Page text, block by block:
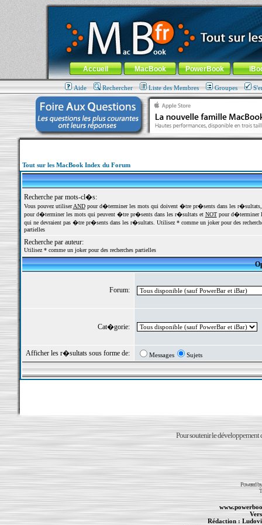
MacBook-fr.com : 100% Apple... 100% nomade !
Aller au contenu-Aller au menu général-Aller au menu de
Menu général
Accueil MacBook PowerBook
Aide Rechercher Liste des Membres Groupes
Tout sur les MacBook Index du Forum
Recherche par mots-cl�s:
Vous pouvez utiliserANDpour d�terminer les mots qui doivent �tre pr�sents dans les
pour d�terminer les mots qui peuvent �tre pr�sents dans les r�sultats et NOTpour d�terminer
qui ne devraient pas �tre pr�sents dans les r�sultats. Utilisez * comme un joker pour des
partielles
Recherche par auteur:
Utilisez * comme un joker pour des recherches partielles
Forum:
Cat�gorie:
Afficher les r�sultats sous forme de: Messages Sujets
Pour soutenir le développement
Powered
Rédaction :